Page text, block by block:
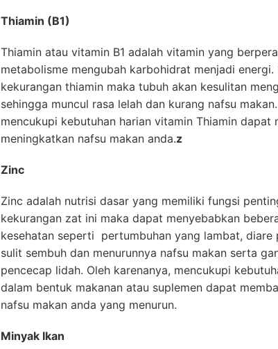
Thiamin (B1)
Thiamin atau vitamin B1 adalah vitamin yang
metabolisme mengubah karbohidrat menjadi energi.
kekurangan thiamin maka tubuh akan kesulitan
sehingga muncul rasa lelah dan kurang nafsu
mencukupi kebutuhan harian vitamin Thiamin dapat
meningkatkan nafsu makan anda.z
Zinc
Zinc adalah nutrisi dasar yang memiliki fungsi
kekurangan zat ini maka dapat menyebabkan
kesehatan seperti pertumbuhan yang lambat, diare
sulit sembuh dan menurunnya nafsu makan serta
pencecap lidah. Oleh karenanya, mencukupi
dalam bentuk makanan atau suplemen dapat
nafsu makan anda yang menurun.
Minyak Ikan